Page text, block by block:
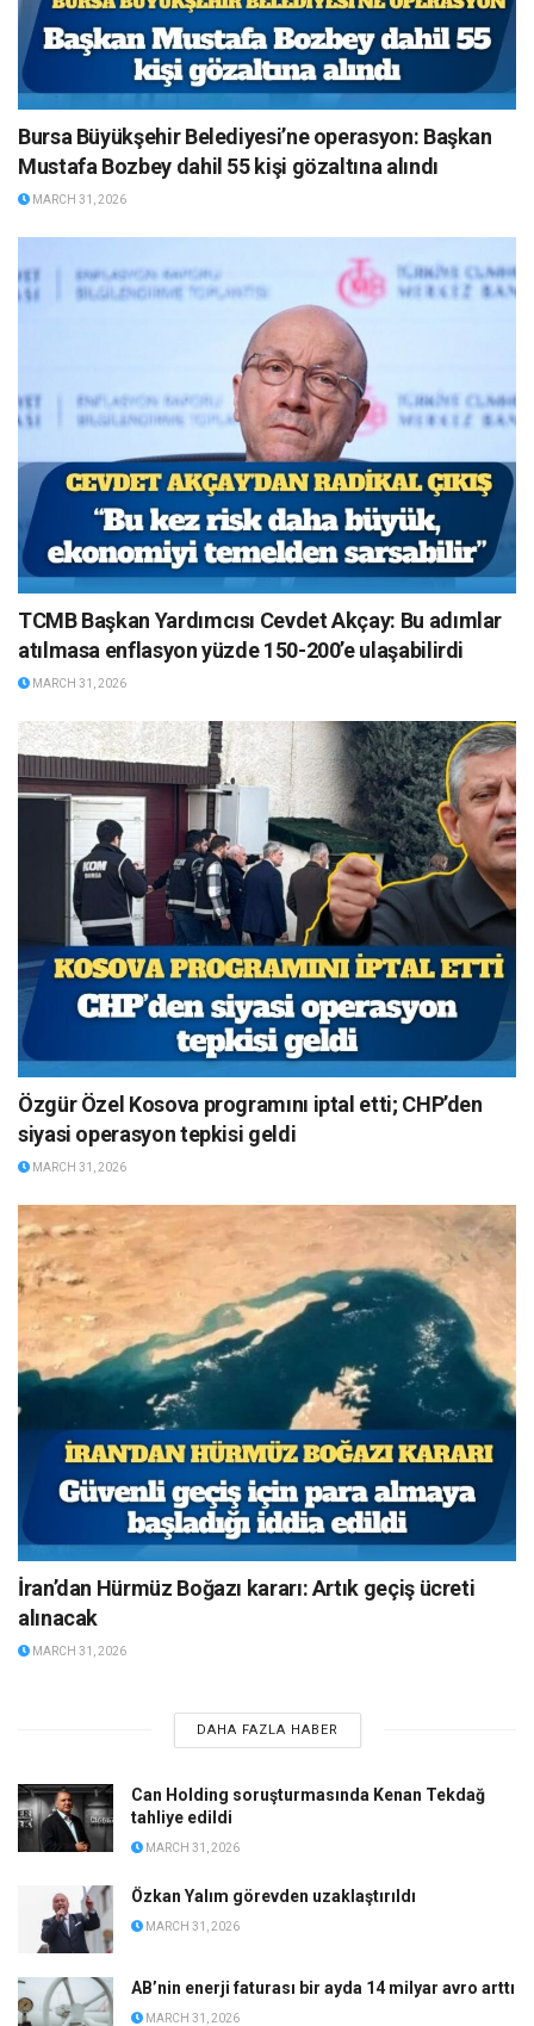
Bursa Büyükşehir Belediyesi’ne operasyon: Başkan
Mustafa Bozbey dahil 55 kişi gözaltına alındı
MARCH 31, 2026
TCMB Başkan Yardımcısı Cevdet Akçay: Bu adımlar
atılmasa enflasyon yüzde 150-200’e ulaşabilirdi
MARCH 31, 2026
Özgür Özel Kosova programını iptal etti; CHP’den
siyasi operasyon tepkisi geldi
MARCH 31, 2026
İran’dan Hürmüz Boğazı kararı: Artık geçiş ücreti
alınacak
MARCH 31, 2026
DAHA FAZLA HABER
Can Holding soruşturmasında Kenan Tekdağ
tahliye edildi
MARCH 31, 2026
Özkan Yalım görevden uzaklaştırıldı
MARCH 31, 2026
AB’nin enerji faturası bir ayda 14 milyar avro arttı
MARCH 31, 2026